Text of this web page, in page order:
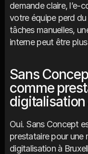
demande claire, l’e-
votre équipe perd
tâches manuelles,
interne peut être
Sans
comme
digitalisation
Oui. Sans Concept
prestataire pour une
digitalisation à